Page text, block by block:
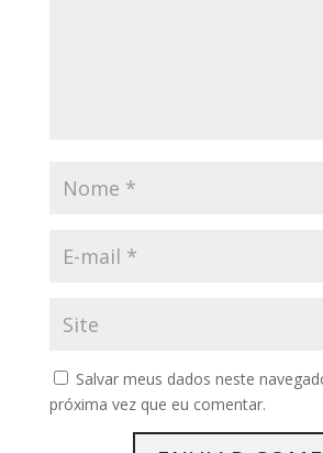
Salvar meus dados neste
próxima vez que eu comentar.